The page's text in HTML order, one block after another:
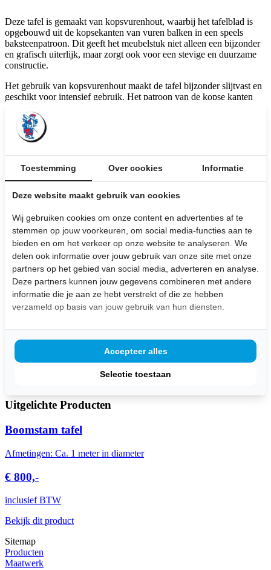
Deze tafel is gemaakt van kopsvurenhout, waarbij het tafelblad is
opgebouwd uit de kopsekanten van vuren balken in een speels
baksteenpatroon. Dit geeft het meubelstuk niet alleen een bijzonder
en grafisch uiterlijk, maar zorgt ook voor een stevige en duurzame
constructie.
Het gebruik van kopsvurenhout maakt de tafel bijzonder slijtvast en
geschikt voor intensief gebruik. Het patroon van de kopse kanten
als landelijke interieurs.
Deze tafel is een echte blikvanger en combineert functionaliteit met
en afwerking.
Tafel van kopsvurenhout
Afmetingen: Op maat te maken
Bekijk de afbeeldingen
Vanaf € 795,-
inclusief BTW
Stel hier je vraag over dit product:
Wij leverenmaatwerkproducten uit eigen meubelmakerij
Uitgelichte Producten
Boomstam tafel
Afmetingen: Ca. 1 meter in diameter
€ 800,-
inclusief BTW
Bekijk dit product
Sitemap
Producten
Maatwerk
Toestemming Over cookies Informatie
Deze website maakt gebruik van cookies
Wij gebruiken cookies om onze content en advertenties af te
stemmen op jouw voorkeuren, om social media-functies aan te
bieden en om het verkeer op onze website te analyseren. We
delen ook informatie over jouw gebruik van onze site met onze
partners op het gebied van social media, adverteren en analyse.
Deze partners kunnen jouw gegevens combineren met andere
informatie die je aan ze hebt verstrekt of die ze hebben
verzameld op basis van jouw gebruik van hun diensten.
Selectie toestaan
Accepteer alles